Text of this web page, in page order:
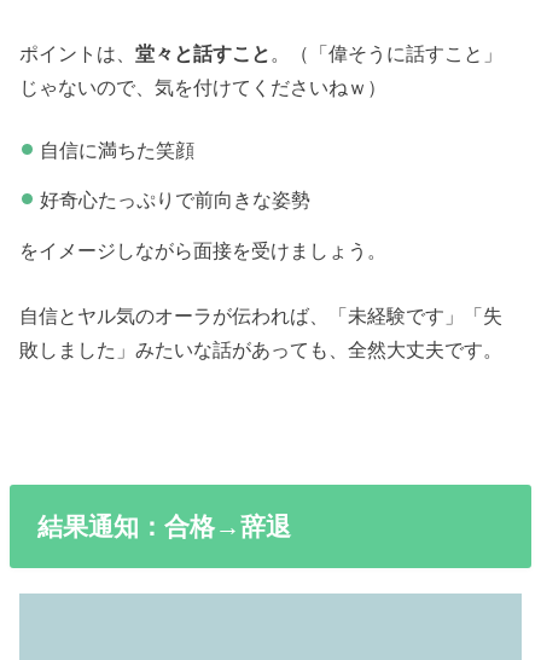
ポイントは、堂々と話すこと 。（「偉そうに話すこと」
じゃないので、気を付けてくださいねｗ）
自信に満ちた笑顔
好奇心たっぷりで前向きな姿勢
をイメージしながら面接を受けましょう。
自信とヤル気のオーラが伝われば、「未経験です」「失
敗しました」みたいな話があっても、全然大丈夫です。
結果通知：合格→辞退